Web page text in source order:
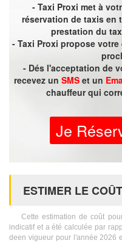
- Taxi Proxi met à
réservation de taxis en
prestation du
- Taxi Proxi propose
- Dés l'acceptation de
recevez un SMSet un
chauffeur qui
Je
ESTIMER LE
Cette estimation de coût
indicatif et a été calculée par
deen vigueur pour l'année 2026